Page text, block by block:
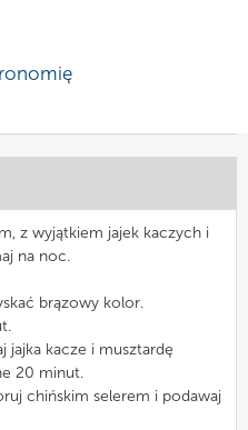
z wyjątkiem jajek kaczych i
na noc.
brązowy kolor.
jajka kacze i musztardę
20 minut.
chińskim selerem i podawaj